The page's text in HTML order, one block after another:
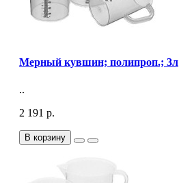
Мерный кувшин; полипроп.; 3л
..
2 191 р.
В корзину